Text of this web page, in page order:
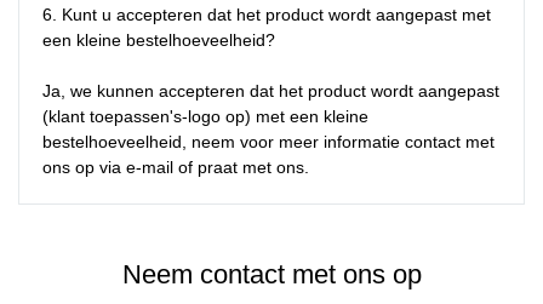
6. Kunt u accepteren dat het product wordt aangepast met
een kleine bestelhoeveelheid?
Ja, we kunnen accepteren dat het product wordt aangepast
(klant toepassen's-logo op) met een kleine
bestelhoeveelheid, neem voor meer informatie contact met
ons op via e-mail of praat met ons.
Neem contact met ons op